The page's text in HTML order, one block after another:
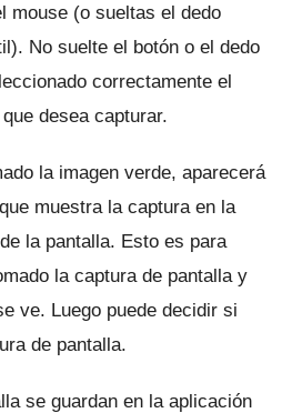
mouse (o sueltas el dedo
No suelte el botón o el dedo
correctamente el
desea capturar.
la imagen verde, aparecerá
muestra la captura en la
la pantalla. Esto es para
la captura de pantalla y
ve. Luego puede decidir si
de pantalla.
se guardan en la aplicación